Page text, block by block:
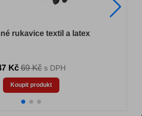
rukavice textil a latex
Kč 69 Kčs DPH
Koupit produkt